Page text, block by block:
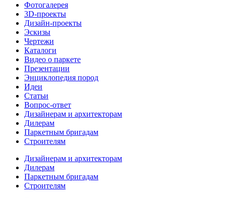
Фотогалерея
3D-проекты
Дизайн-проекты
Эскизы
Чертежи
Каталоги
Видео о паркете
Презентации
Энциклопедия пород
Идеи
Статьи
Вопрос-ответ
Дизайнерам и архитекторам
Дилерам
Паркетным бригадам
Строителям
Дизайнерам и архитекторам
Дилерам
Паркетным бригадам
Строителям